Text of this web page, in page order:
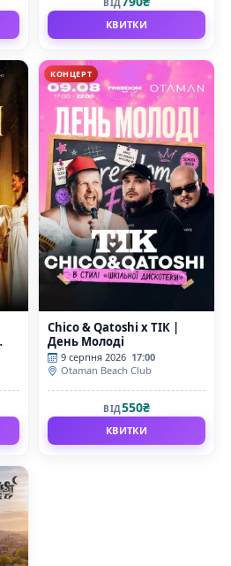
ВІД
КВИТКИ
КОНЦЕРТ
Сhico & Qatoshi x ТІК |
День Молоді
9 серпня 2026 17:00
Otaman Beach Club
ВІД550₴
КВИТКИ